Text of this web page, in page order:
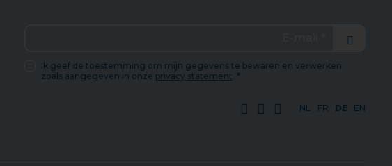
Ik geef de toestemming om mijn gegevens te bewaren en verwerken
zoals aangegeven in onze privacy statement . *
NL FR DE EN